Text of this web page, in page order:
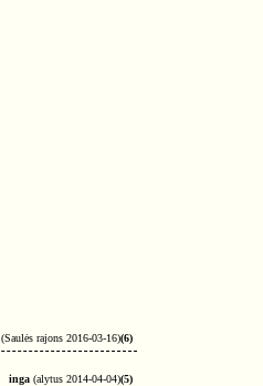
(Saulės rajons 2016-03-16)(6)
inga (alytus 2014-04-04)(5)